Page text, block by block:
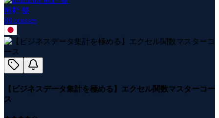
熊野 整
88 courses
【ビジネスデータ集計を極める】エクセル関数マスターコー
ス